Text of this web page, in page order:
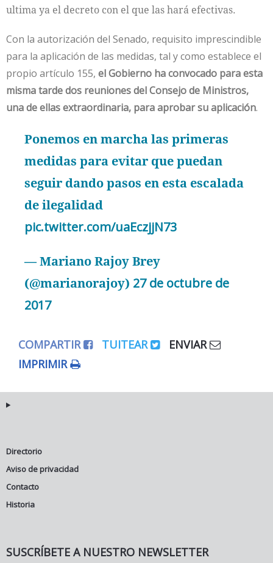
ultima ya el decreto con el que las hará efectivas.
Con la autorización del Senado, requisito imprescindible
para la aplicación de las medidas, tal y como establece el
propio artículo 155, el Gobierno ha convocado para esta
misma tarde dos reuniones delConsejode Ministros,
una de ellas extraordinaria, para aprobar su aplicación.
Ponemos en marcha las primeras
medidas para evitar que puedan
seguir dando pasos en esta escalada
de ilegalidad
pic.twitter.com/uaEczjjN73
— Mariano Rajoy Brey
(@marianorajoy) 27 de octubre de
2017
COMPARTIR TUITEAR
ENVIAR
IMPRIMIR
Directorio
Aviso de privacidad
Contacto
Historia
SUSCRÍBETE A NUESTRO NEWSLETTER